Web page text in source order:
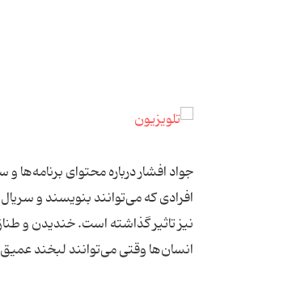
جواد افشار درباره محتوای برنامه‌ها
افرادی که می‌توانند بنویسند و
نیز تاثیر گذاشته است. خندیدن و
انسان‌ها وقتی می‌توانند لبخند